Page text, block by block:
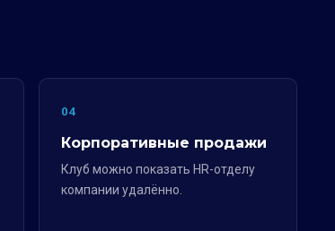
04
Корпоративные продажи
Клуб можно показать HR-отделу
компании удалённо.